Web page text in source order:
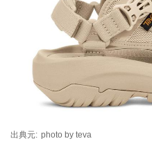
出典元: photo by teva